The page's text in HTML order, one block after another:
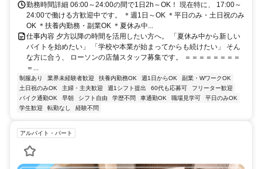
勤務時間詳細 06:00～24:00の間で1日2h～OK！ 現在特に、 17:00～
24:00で働ける方歓迎中です。 ＊週1日～OK ＊平日のみ・土日祝のみ
OK ＊扶養内勤務・副業OK ＊夏休み中...
仕事内容 夕方以降の時間を活用したい方へ。 「夏休み中から新しい
バイトを始めたい」 「学校や本業が始まってからも続けたい」 そん
な方に合う、 ローソンの店舗スタッフ募集です。 ＝＝＝＝＝＝＝＝
＝...
制服あり 業界未経験者歓迎 扶養内勤務OK 週1日からOK
副業・WワークOK
土日祝のみOK
主婦・主夫歓迎 週1シフト提出 60代も応募可
フリーター歓迎
バイク通勤OK
早朝 シフト自由 学歴不問 車通勤OK 職場見学可
平日のみOK
学生歓迎
転勤なし 経験不問
アルバイト・パート